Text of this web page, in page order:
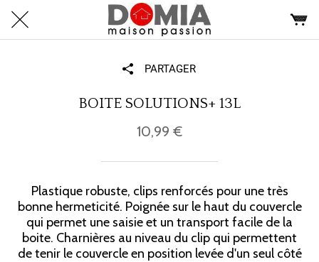
PARTAGER
BOITE SOLUTIONS+ 13L
10,99 €
Plastique robuste, clips renforcés pour une très
bonne hermeticité. Poignée sur le haut du couvercle
qui permet une saisie et un transport facile de la
boite. Charnières au niveau du clip qui permettent
de tenir le couvercle en position levée d'un seul côté